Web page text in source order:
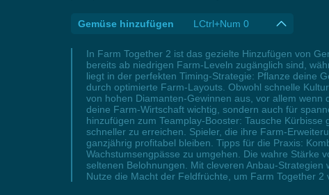
Gemüse hinzufügen LCtrl+Num 0
In Farm Together 2 ist das gezielte Hinzufügen von
bereits ab niedrigen Farm-Leveln zugänglich sind,
liegt in der perfekten Timing-Strategie: Pflanze deine
durch optimierte Farm-Layouts. Obwohl schnelle
von hohen Diamanten-Gewinnen aus, vor allem
deine Farm-Wirtschaft wichtig, sondern auch für
hinzufügen zum Teamplay-Booster: Tausche
schneller zu erreichen. Spieler, die ihre Farm-
ganzjährig profitabel bleiben. Tipps für die Praxis:
Wachstumsengpässe zu umgehen. Die wahre Stärke
seltenen Belohnungen. Mit cleveren Anbau-
Nutze die Macht der Feldfrüchte, um Farm Together